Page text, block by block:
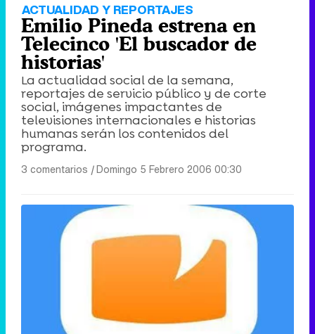
ACTUALIDAD Y REPORTAJES
Emilio Pineda estrena en
Telecinco 'El buscador de
historias'
La actualidad social de la semana,
reportajes de servicio público y de corte
social, imágenes impactantes de
televisiones internacionales e historias
humanas serán los contenidos del
programa.
3 comentarios |Domingo 5 Febrero 2006 00:30